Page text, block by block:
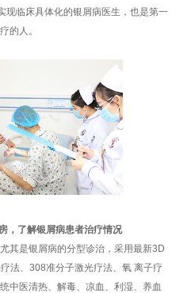
临床具体化的银屑病医生，也是第一
的人。
，了解银屑病患者治疗情况
是银屑病的分型诊治，采用最新3D
法、308准分子激光疗法、氧 离子疗
中医清热、解毒、凉血、利湿、养血